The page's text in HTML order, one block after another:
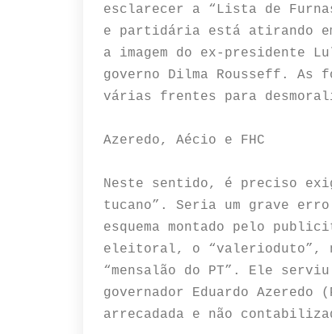
esclarecer a “Lista de
e partidária está atirando
a imagem do ex-presidente
governo Dilma Rousseff. As
várias frentes para
Azeredo, Aécio e FHC
Neste sentido, é preciso
tucano”. Seria um grave
esquema montado pelo
eleitoral, o “valerioduto”,
“mensalão do PT”. Ele
governador Eduardo Azeredo
arrecadada e não